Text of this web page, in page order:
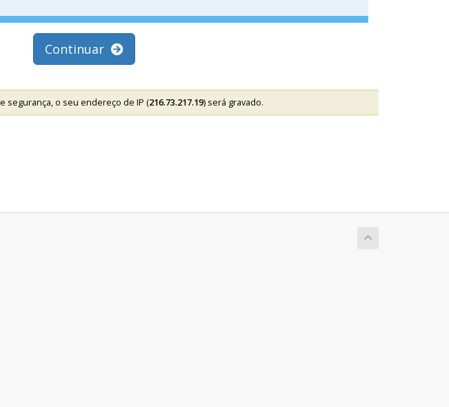
Continuar
segurança, o seu endereço de IP (216.73.217.19) será gravado.